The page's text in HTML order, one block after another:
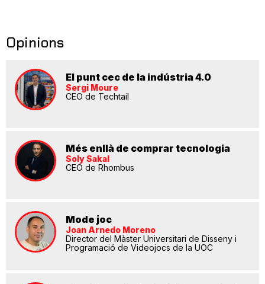
Opinions
El punt cec de la indústria 4.0
Sergi Moure
CEO de Techtail
Més enllà de comprar tecnologia
Soly Sakal
CEO de Rhombus
Mode joc
Joan Arnedo Moreno
Director del Màster Universitari de Disseny i
Programació de Videojocs de la UOC